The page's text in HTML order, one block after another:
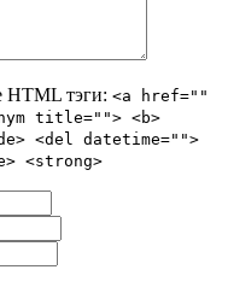
HTML тэги: <a href=""
title=""> <b>
<del datetime="">
<strong>